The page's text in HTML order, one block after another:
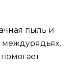
пыль и
междурядьях,